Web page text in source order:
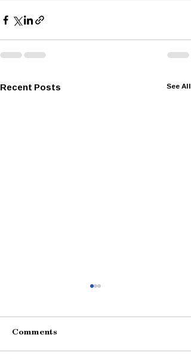
Recent Posts See All
Comments